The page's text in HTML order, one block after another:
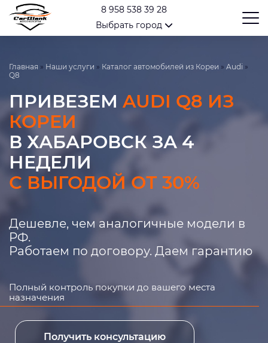
8 958 538 39 28
Выбрать город
Главная » Наши услуги » Каталог автомобилей из Кореи » Audi »
Q8
ПРИВЕЗЕМ AUDI Q8 ИЗ
КОРЕИ
В ХАБАРОВСК ЗА 4
НЕДЕЛИ
С ВЫГОДОЙ ОТ 30%
Дешевле, чем аналогичные модели в
РФ.
Работаем по договору. Даем гарантию
Полный контроль покупки до вашего места
назначения
Получить консультацию